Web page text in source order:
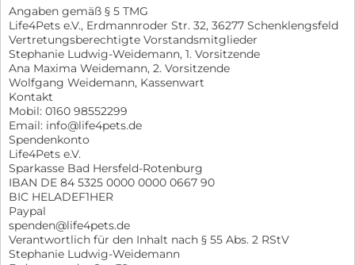
Angaben gemäß § 5 TMG
Life4Pets e.V., Erdmannroder Str. 32, 36277 Schenklengsfeld
Vertretungsberechtigte Vorstandsmitglieder
Stephanie Ludwig-Weidemann, 1. Vorsitzende
Ana Maxima Weidemann, 2. Vorsitzende
Wolfgang Weidemann, Kassenwart
Kontakt
Mobil: 0160 98552299
Email: info@life4pets.de
Spendenkonto
Life4Pets e.V.
Sparkasse Bad Hersfeld-Rotenburg
IBAN DE 84 5325 0000 0000 0667 90
BIC HELADEF1HER
Paypal
spenden@life4pets.de
Verantwortlich für den Inhalt nach § 55 Abs. 2 RStV
Stephanie Ludwig-Weidemann